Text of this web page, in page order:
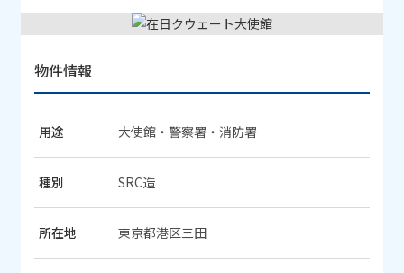
物件情報
用途 大使館・警察署・消防署
種別 SRC造
所在地 東京都港区三田